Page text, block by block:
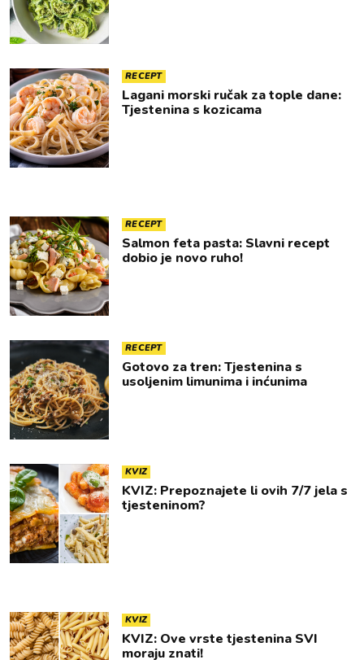
RECEPT
Lagani morski ručak za tople dane:
Tjestenina s kozicama
RECEPT
Salmon feta pasta: Slavni recept
dobio je novo ruho!
RECEPT
Gotovo za tren: Tjestenina s
usoljenim limunima i inćunima
KVIZ
KVIZ: Prepoznajete li ovih 7/7 jela s
tjesteninom?
KVIZ
KVIZ: Ove vrste tjestenina SVI
moraju znati!